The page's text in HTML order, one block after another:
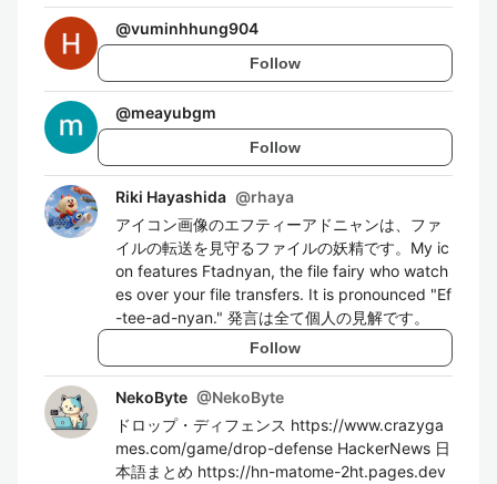
@vuminhhung904
Follow
@meayubgm
Follow
Riki Hayashida @rhaya
アイコン画像のエフティーアドニャンは、ファ
イルの転送を見守るファイルの妖精です。My ic
on features Ftadnyan, the file fairy who watch
es over your file transfers. It is pronounced "Ef
-tee-ad-nyan." 発言は全て個人の見解です。
Follow
NekoByte @NekoByte
ドロップ・ディフェンス https://www.crazyga
mes.com/game/drop-defense HackerNews 日
本語まとめ https://hn-matome-2ht.pages.dev